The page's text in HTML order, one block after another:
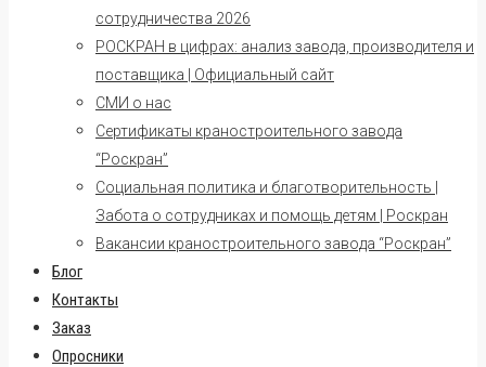
сотрудничества 2026
РОСКРАН в цифрах: анализ завода, производителя и
поставщика | Официальный сайт
СМИ о нас
Сертификаты краностроительного завода
“Роскран”
Социальная политика и благотворительность |
Забота о сотрудниках и помощь детям | Роскран
Вакансии краностроительного завода “Роскран”
Блог
Контакты
Заказ
Опросники